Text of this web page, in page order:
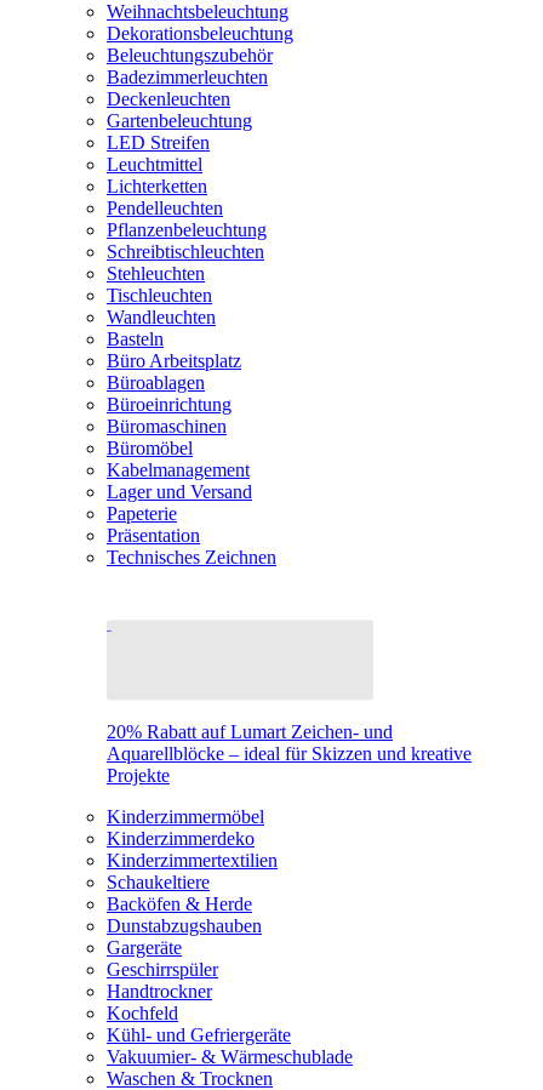
Weihnachtsbeleuchtung
Dekorationsbeleuchtung
Beleuchtungszubehör
Badezimmerleuchten
Deckenleuchten
Gartenbeleuchtung
LED Streifen
Leuchtmittel
Lichterketten
Pendelleuchten
Pflanzenbeleuchtung
Schreibtischleuchten
Stehleuchten
Tischleuchten
Wandleuchten
Basteln
Büro Arbeitsplatz
Büroablagen
Büroeinrichtung
Büromaschinen
Büromöbel
Kabelmanagement
Lager und Versand
Papeterie
Präsentation
Technisches Zeichnen
20% Rabatt auf Lumart Zeichen- und
Aquarellblöcke – ideal für Skizzen und kreative
Projekte
Kinderzimmermöbel
Kinderzimmerdeko
Kinderzimmertextilien
Schaukeltiere
Backöfen & Herde
Dunstabzugshauben
Gargeräte
Geschirrspüler
Handtrockner
Kochfeld
Kühl- und Gefriergeräte
Vakuumier- & Wärmeschublade
Waschen & Trocknen